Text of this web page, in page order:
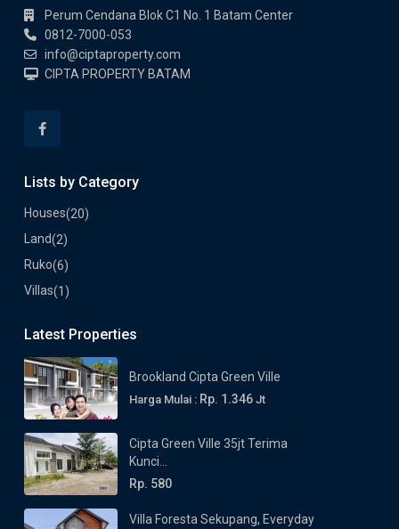
Perum Cendana Blok C1 No. 1 Batam Center
0812-7000-053
info@ciptaproperty.com
CIPTA PROPERTY BATAM
Lists by Category
Houses(20)
Land(2)
Ruko(6)
Villas(1)
Latest Properties
Brookland Cipta Green Ville
Harga Mulai : Rp. 1.346 Jt
Cipta Green Ville 35jt Terima
Kunci...
Rp. 580
Villa Foresta Sekupang, Everyday